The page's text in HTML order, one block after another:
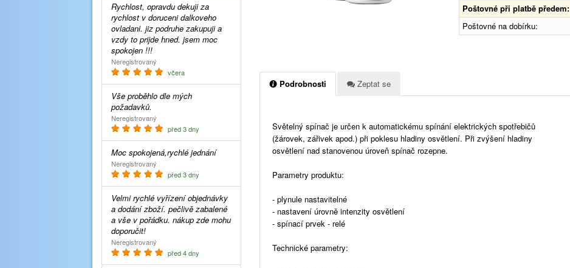
Poštovné při platbě předem:
Poštovné na dobírku:
Podrobnosti Zeptat se
Světelný spínač je určen k automatickému spínání elektrických spotřebičů
(žárovek, zářivek apod.) při poklesu hladiny osvětlení. Při zvýšení hladiny
osvětlení nad stanovenou úroveň spínač rozepne.
Parametry produktu:
- plynule nastavitelné
- nastavení úrovně intenzity osvětlení
- spínací prvek - relé
Technické parametry:
Rychlost, opravdu dekuji za
rychlost v doruceni dalkoveho
ovladani. jiz podruhe zakupuji a
vzdy to prijde hned. jsem moc
spokojen !!!
Neregistrovaný
včera
Vše proběhlo dle mých
požadavků.
Neregistrovaný
před 3 dny
Moc spokojená,rychlé jednání
Neregistrovaný
před 3 dny
Velmi rychlé vyřízení objednávky
a dodání zboží. pečlivě zabalené
a vše v pořádku. nákup zde mohu
doporučit!
Neregistrovaný
před 4 dny